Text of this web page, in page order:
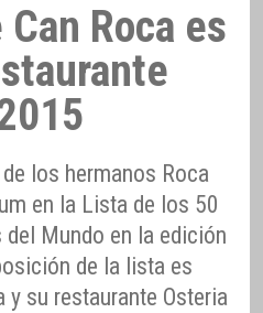
Roca es
los hermanos Roca
en la Lista de los 50
del Mundo en la edición
de la lista es
su restaurante Osteria